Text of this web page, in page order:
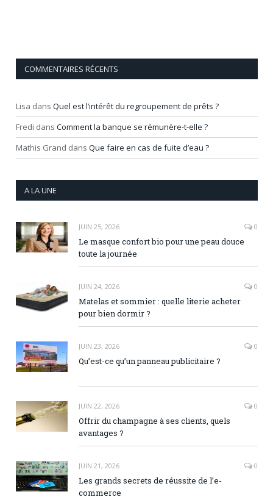
COMMENTAIRES RÉCENTS
Lisa dans Quel est l’intérêt du regroupement de prêts ?
Fredi dans Comment la banque se rémunère-t-elle ?
Mathis Grand dans Que faire en cas de fuite d’eau ?
A LA UNE
JUIN 25, 2026 0
Le masque confort bio pour une peau douce
toute la journée
JUIN 24, 2026 0
Matelas et sommier : quelle literie acheter
pour bien dormir ?
JUIN 23, 2026 0
Qu’est-ce qu’un panneau publicitaire ?
JUIN 22, 2026 0
Offrir du champagne à ses clients, quels
avantages ?
JUIN 21, 2026 0
Les grands secrets de réussite de l’e-
commerce